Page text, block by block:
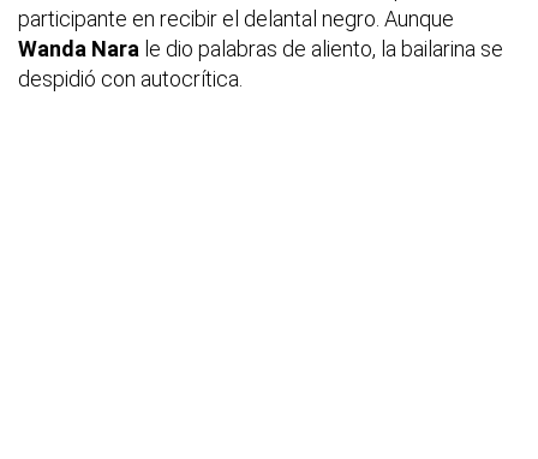
participante en recibir el delantal negro. Aunque
Wanda Nara le dio palabras de aliento, la bailarina se
despidió con autocrítica.